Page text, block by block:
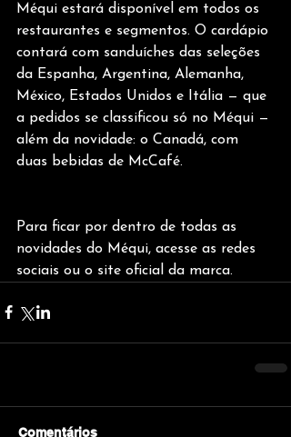
Méqui estará disponível em todos os
restaurantes e segmentos. O cardápio
contará com sanduíches das seleções
da Espanha, Argentina, Alemanha,
México, Estados Unidos e Itália — que
a pedidos se classificou só no Méqui —
além da novidade: o Canadá, com
duas bebidas de McCafé.
Para ficar por dentro de todas as
novidades do Méqui, acesse as redes
sociais ou o site oficial da marca.
Comentários